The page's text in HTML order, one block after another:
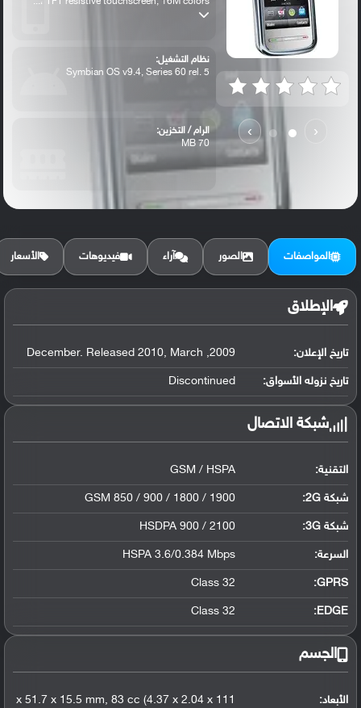
‹
›
نظام التشغيل:
Symbian OS v9.4, Series 60 rel. 5
الرام / التخزين:
70 MB
الكاميرا الأساسية:
المواصفات الصور آراء فيديوهات الأسعار
الإطلاق
تاريخ الإعلان: 2009, December. Released 2010, March
تاريخ نزوله الأسواق: Discontinued
شبكة الاتصال
التقنية: GSM / HSPA
شبكة 2G: GSM 850 / 900 / 1800 / 1900
شبكة 3G :
HSDPA 900 / 2100
السرعة: HSPA 3.6/0.384 Mbps
GPRS:
Class 32
EDGE:
Class 32
الجسم
الأبعاد:
111 x 51.7 x 15.5 mm, 83 cc (4.37 x 2.04 x